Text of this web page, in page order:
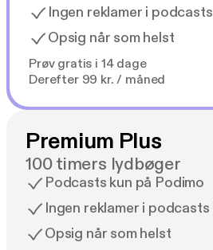
Ingen reklamer i
Opsig når som helst
Prøv gratis i 14 dage
Derefter 99 kr. / måned
Premium Plus
100 timers lydbøger
Podcasts kun på Podimo
Ingen reklamer i
Opsig når som helst